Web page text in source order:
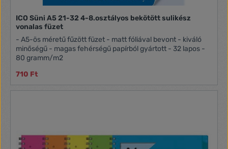
ICO Süni A5 21-32 4-8.osztályos bekötött sulikész
vonalas füzet
- A5-ös méretű fűzött füzet - matt fóliával bevont - kiváló
minőségű - magas fehérségű papírból gyártott - 32 lapos -
80 gramm/m2
710 Ft